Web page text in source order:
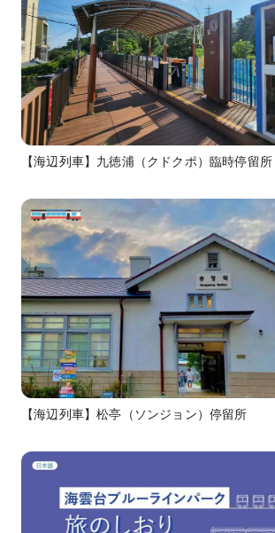
【海辺列車】九徳浦（クドクポ）臨時停留所
【海辺列車】松亭（ソンジョン）停留所